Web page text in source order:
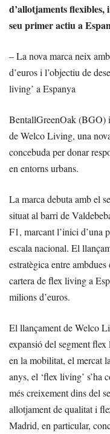
d’allotjaments flexibles,
seu primer actiu a
– La nova marca neix
d’euros i l’objectiu de
living’ a Espanya
BentallGreenOak (BGO)
de Welco Living, una
concebuda per donar
en entorns urbans.
La marca debuta amb el
situat al barri de
F1, marcant l’inici d’una
escala nacional. El
estratègica entre
cartera de flex living a
milions d’euros.
El llançament de Welco
expansió del segment
en la mobilitat, el mercat
anys, el ‘flex living’ s’ha
més creixement dins del
allotjament de qualitat i
Madrid, en particular,